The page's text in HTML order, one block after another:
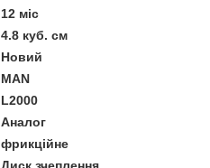
12 міс
4.8 куб. см
Новий
MAN
L2000
Аналог
фрикційне
Диск зчеплення